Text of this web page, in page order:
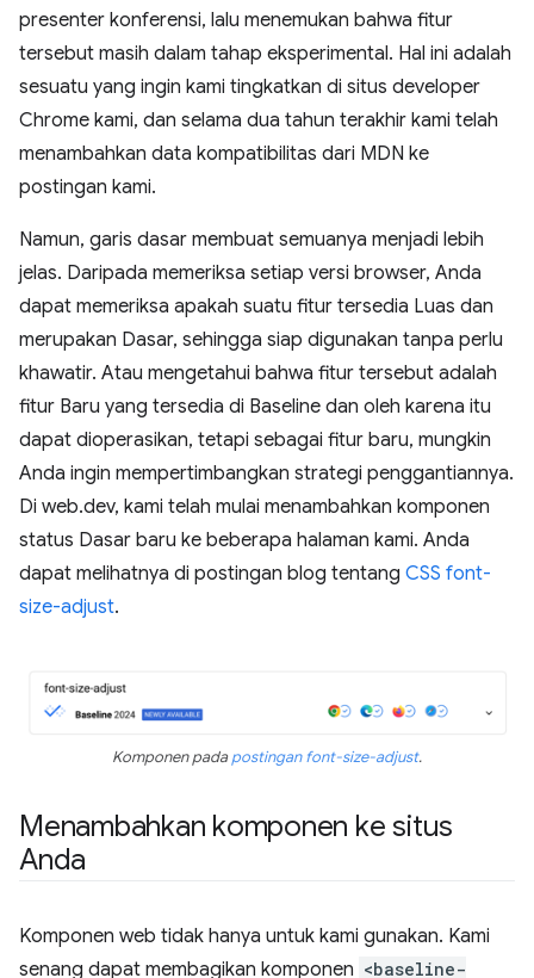
presenter konferensi, lalu menemukan bahwa fitur
tersebut masih dalam tahap eksperimental. Hal ini adalah
sesuatu yang ingin kami tingkatkan di situs developer
Chrome kami, dan selama dua tahun terakhir kami telah
menambahkan data kompatibilitas dari MDN ke
postingan kami.
Namun, garis dasar membuat semuanya menjadi lebih
jelas. Daripada memeriksa setiap versi browser, Anda
dapat memeriksa apakah suatu fitur tersedia Luas dan
merupakan Dasar, sehingga siap digunakan tanpa perlu
khawatir. Atau mengetahui bahwa fitur tersebut adalah
fitur Baru yang tersedia di Baseline dan oleh karena itu
dapat dioperasikan, tetapi sebagai fitur baru, mungkin
Anda ingin mempertimbangkan strategi penggantiannya.
Di web.dev, kami telah mulai menambahkan komponen
status Dasar baru ke beberapa halaman kami. Anda
dapat melihatnya di postingan blog tentang CSS font-
size-adjust.
Komponen padapostingan font-size-adjust.
Menambahkan komponen ke situs
Anda
Komponen web tidak hanya untuk kami gunakan. Kami
senang dapat membagikan komponen <baseline-